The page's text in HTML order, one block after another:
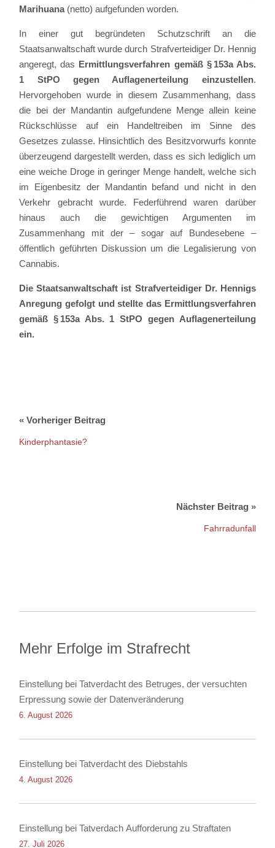
Marihuana(netto) aufgefunden worden.
In einer gut begründeten Schutzschrift an die
Staatsanwaltschaft wurde durch Strafverteidiger Dr. Hennig
angeregt, das Ermittlungsverfahren gemäß § 153a Abs.
1 StPO gegen Auflagenerteilung einzustellen.
Hervorgehoben wurde in diesem Zusammenhang, dass
die bei der Mandantin aufgefundene Menge allein keine
Rückschlüsse auf ein Handeltreiben im Sinne des
Gesetzes zulasse. Hinsichtlich des Besitzvorwurfs konnte
überzeugend dargestellt werden, dass es sich lediglich um
eine weiche Droge in geringer Menge handelt, welche sich
im Eigenbesitz der Mandantin befand und nicht in den
Verkehr gebracht wurde. Federführend waren darüber
hinaus auch die gewichtigen Argumenten im
Zusammenhang mit der – sogar auf Bundesebene –
öffentlich geführten Diskussion um die Legalisierung von
Cannabis.
Die Staatsanwaltschaft ist Strafverteidiger Dr. Hennigs
Anregung gefolgt und stellte das Ermittlungsverfahren
gemäß § 153a Abs. 1 StPO gegen Auflagenerteilung
ein.
Kinderphantasie?
Fahrradunfall
Mehr Erfolge im Strafrecht
Einstellung bei Tatverdacht des Betruges, der versuchten
Erpressung sowie der Datenveränderung
6. August 2026
Einstellung bei Tatverdacht des Diebstahls
4. August 2026
Einstellung bei Tatverdach Aufforderung zu Straftaten
27. Juli 2026